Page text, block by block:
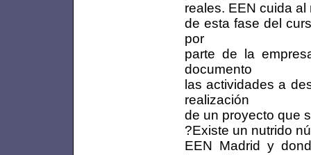
reales. EEN cuida
de esta fase del
por
parte de la
documento
las actividades a
realización
de un proyecto que
?Existe un nutrido
EEN Madrid y